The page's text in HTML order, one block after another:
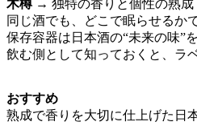
木樽 → 独特の香りと個性の熟成
同じ酒でも、どこで眠らせるか
保存容器は日本酒の“未来の味”
飲む側として知っておくと、ラ
おすすめ
熟成で香りを大切に仕上げた日